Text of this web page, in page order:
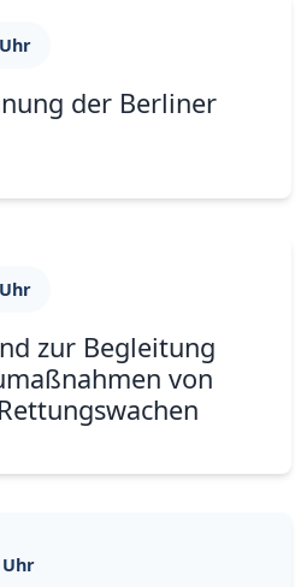
der Berliner
zur Begleitung
von
Uhr